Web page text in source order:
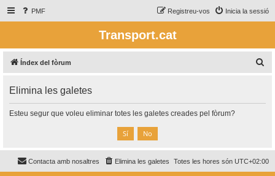
PMF Inicia la sessió
Registreu-vos
Transport.cat
Índex del fòrum
c
Elimina les galetes
Esteu segur que voleu eliminar totes les galetes creades pel fòrum?
Totes les hores són UTC+02:00
Elimina les galetes
Contacta amb nosaltres